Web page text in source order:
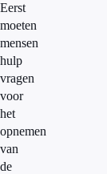
Eerst
moeten
mensen
hulp
vragen
voor
het
opnemen
van
de